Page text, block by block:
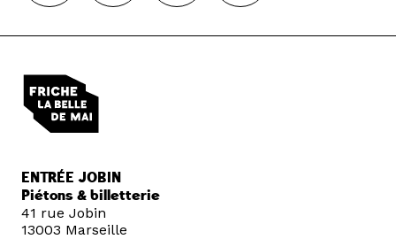
ENTRÉE JOBIN
Piétons & billetterie
41 rue Jobin
13003 Marseille